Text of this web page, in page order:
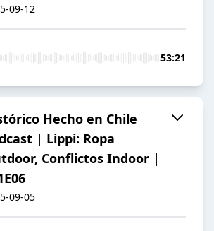
09-12
53:21
Hecho en Chile
| Lippi: Ropa
Conflictos Indoor |
09-05